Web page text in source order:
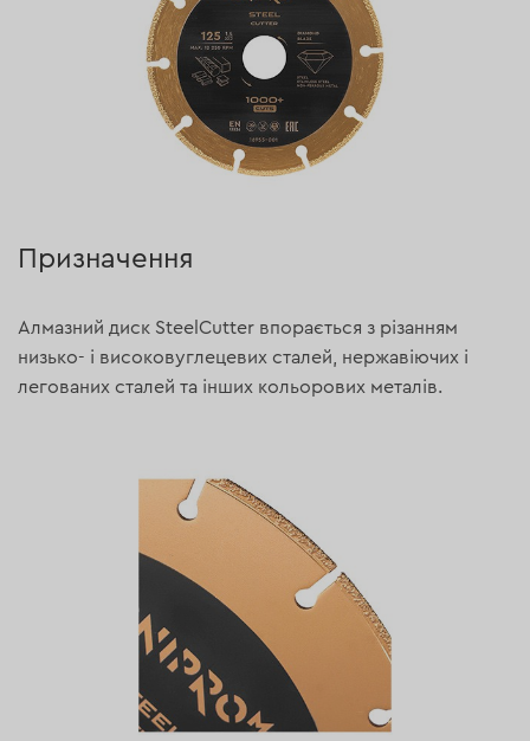
Призначення
Алмазний диск SteelCutter впорається з різанням
низько- і високовуглецевих сталей, нержавіючих і
легованих сталей та інших кольорових металів.